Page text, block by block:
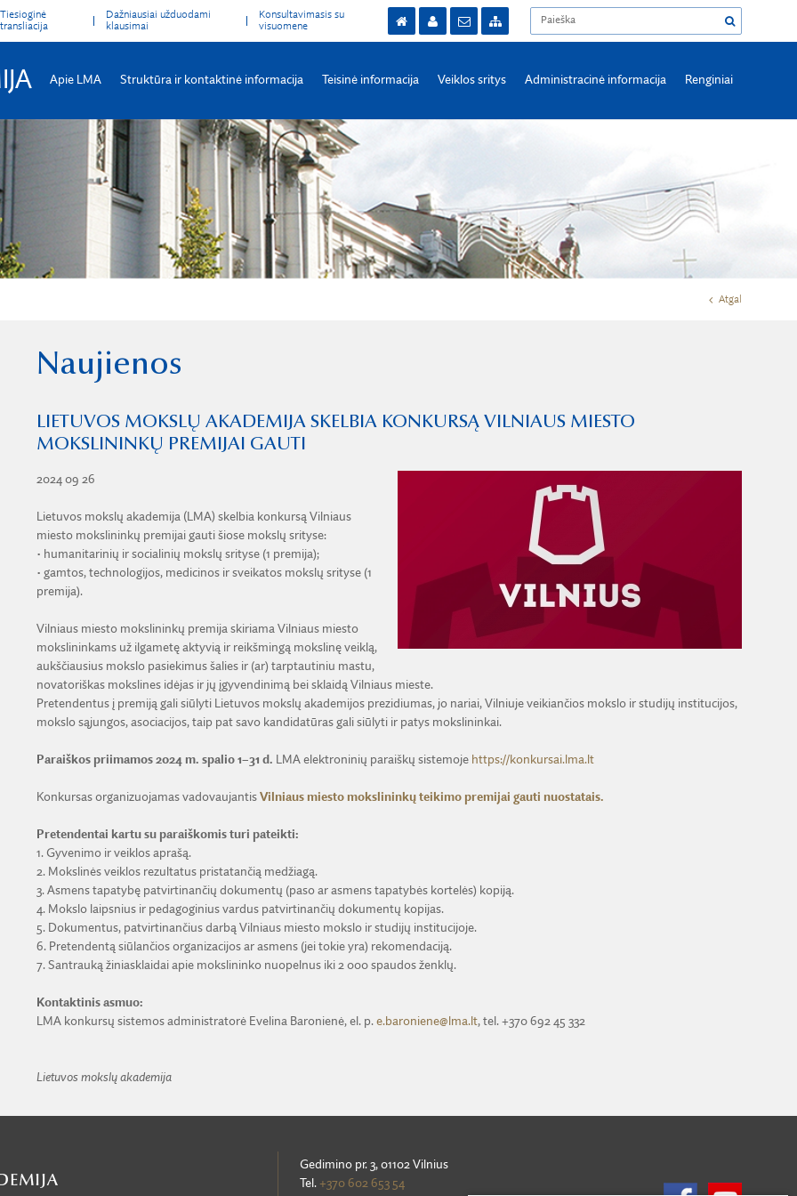
Tiesioginė
transliacija
Dažniausiai užduodami
klausimai
Konsultavimasis su
visuomene
Apie LMA Struktūra ir kontaktinė informacija Teisinė informacija Veiklos sritys Administracinė informacija Renginiai
Atgal
Naujienos
LIETUVOS MOKSLŲ AKADEMIJA SKELBIA KONKURSĄ VILNIAUS MIESTO
MOKSLININKŲ PREMIJAI GAUTI
2024 09 26
Lietuvos mokslų akademija (LMA) skelbia konkursą Vilniaus
miesto mokslininkų premijai gauti šiose mokslų srityse:
• humanitarinių ir socialinių mokslų srityse (1 premija);
• gamtos, technologijos, medicinos ir sveikatos mokslų srityse (1
premija).
Vilniaus miesto mokslininkų premija skiriama Vilniaus miesto
mokslininkams už ilgametę aktyvią ir reikšmingą mokslinę veiklą,
aukščiausius mokslo pasiekimus šalies ir (ar) tarptautiniu mastu,
novatoriškas mokslines idėjas ir jų įgyvendinimą bei sklaidą Vilniaus mieste.
Pretendentus į premiją gali siūlyti Lietuvos mokslų akademijos prezidiumas, jo nariai, Vilniuje veikiančios mokslo ir studijų institucijos,
mokslo sąjungos, asociacijos, taip pat savo kandidatūras gali siūlyti ir patys mokslininkai.
Paraiškos priimamos 2024 m. spalio 1–31 d. LMA elektroninių paraiškų sistemoje https://konkursai.lma.lt
Konkursas organizuojamas vadovaujantis Vilniaus miesto mokslininkų teikimo premijai gauti nuostatais.
Pretendentai kartu su paraiškomis turi pateikti:
1. Gyvenimo ir veiklos aprašą.
2. Mokslinės veiklos rezultatus pristatančią medžiagą.
3. Asmens tapatybę patvirtinančių dokumentų (paso ar asmens tapatybės kortelės) kopiją.
4. Mokslo laipsnius ir pedagoginius vardus patvirtinančių dokumentų kopijas.
5. Dokumentus, patvirtinančius darbą Vilniaus miesto mokslo ir studijų institucijoje.
6. Pretendentą siūlančios organizacijos ar asmens (jei tokie yra) rekomendaciją.
7. Santrauką žiniasklaidai apie mokslininko nuopelnus iki 2 000 spaudos ženklų.
Kontaktinis asmuo:
LMA konkursų sistemos administratorė Evelina Baronienė, el. p. e.baroniene@lma.lt, tel. +370 692 45 332
Lietuvos mokslų akademija
Gedimino pr. 3, 01102 Vilnius
Tel. +370 602 653 54